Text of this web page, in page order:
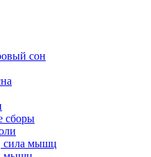
сон
сборы
сила мышц